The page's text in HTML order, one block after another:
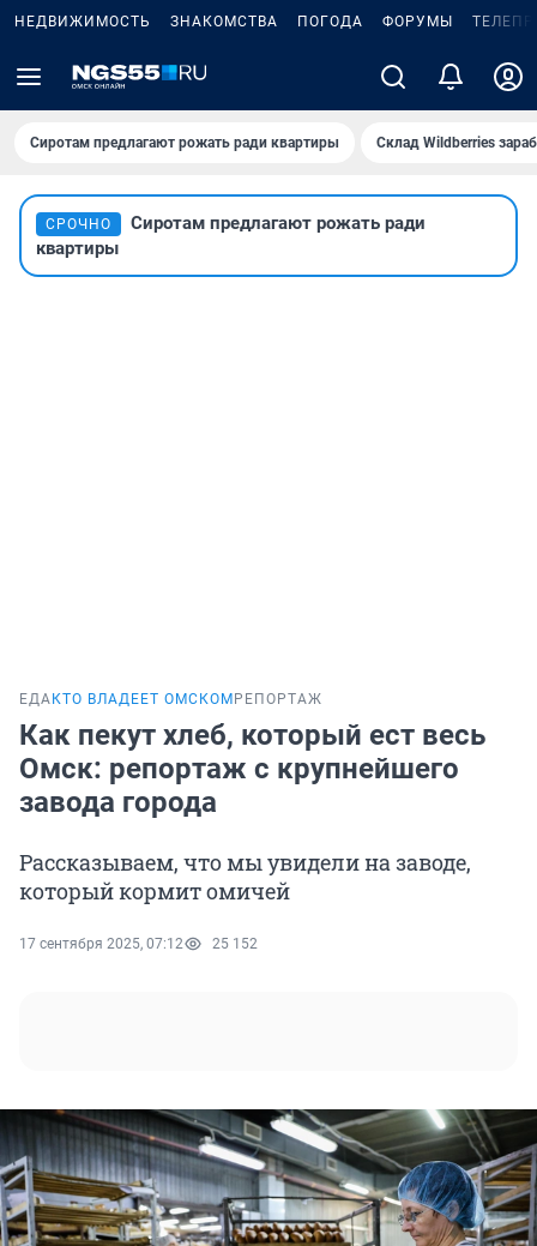
НЕДВИЖИМОСТЬ ЗНАКОМСТВА ПОГОДА ФОРУМЫ
Сиротам предлагают рожать ради квартиры Склад Wildberries
СРОЧНО
Сиротам предлагают рожать ради
квартиры
ЕДА КТО ВЛАДЕЕТ ОМСКОМ РЕПОРТАЖ
Как пекут хлеб, который ест весь
Омск: репортаж с крупнейшего
завода города
Рассказываем, что мы увидели на заводе,
который кормит омичей
17 сентября 2025, 07:12 25 152